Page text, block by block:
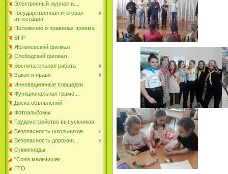
Электронный журнал и...
Государственная итоговая
аттестация
Положение о правилах приема
ВПР
Яблоневский филиал
Слободский филиал
Воспитательная работа
Закон и право
Инновационные площадки
Функциональная грамо...
Доска объявлений
Фотоальбомы
Трудоустройство выпускников
Безопасность школьников
Безопасность дорожно...
Олимпиады
"Союз мальчишек...
ГТО